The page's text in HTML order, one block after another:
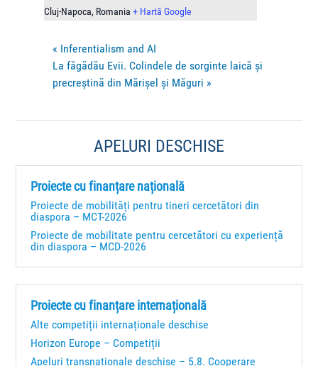
Cluj-Napoca, Romania + Hartă Google
« Inferentialism and AI
La făgădău Evii. Colindele de sorginte laică și
precreștină din Mărișel și Măguri »
APELURI DESCHISE
Proiecte cu finanțare națională
Proiecte de mobilități pentru tineri cercetători din
diaspora – MCT-2026
Proiecte de mobilitate pentru cercetători cu experiență
din diaspora – MCD-2026
Proiecte cu finanțare internațională
Alte competiții internaționale deschise
Horizon Europe – Competiții
Apeluri transnaționale deschise – 5.8. Cooperare